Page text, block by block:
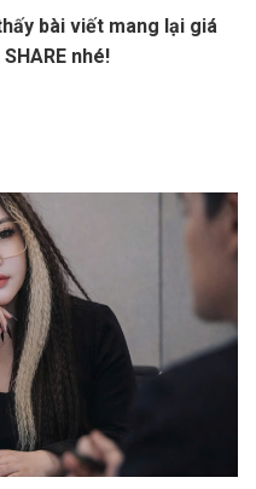
bài viết mang lại giá
nhé!